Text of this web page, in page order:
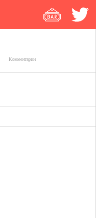
Комментарии